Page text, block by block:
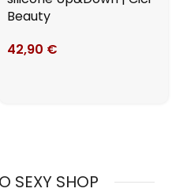
Beauty
42,90 €
SEXY SHOP